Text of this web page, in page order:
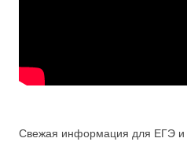
Свежая информация для ЕГЭ и